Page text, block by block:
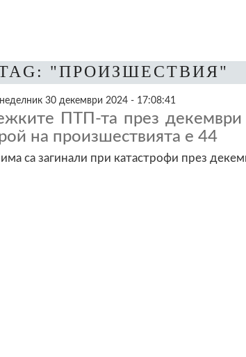
"ПРОИЗШЕСТВИЯ"
30 декември 2024 - 17:08:41
ПТП-та през
на произшествията е 44
са загинали при катастрофи през